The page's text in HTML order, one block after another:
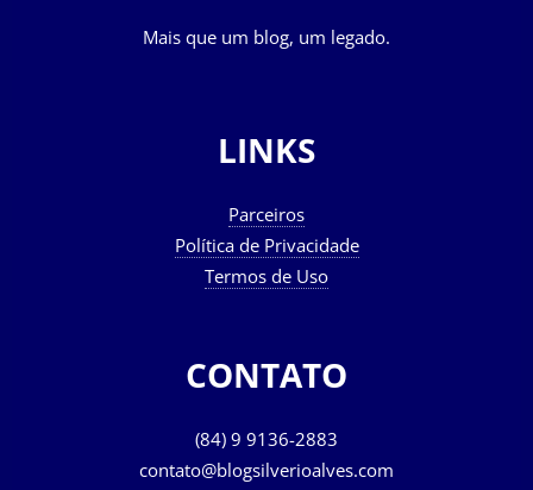
Mais que um blog, um legado.
LINKS
Parceiros
Política de Privacidade
Termos de Uso
CONTATO
(84) 9 9136-2883
contato@blogsilverioalves.com